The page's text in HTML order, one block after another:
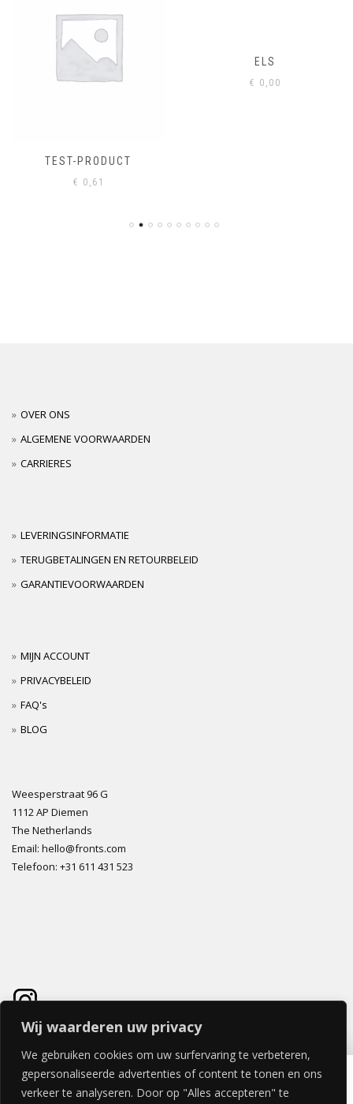
Wij waarderen uw privacy
We gebruiken cookies om uw surfervaring te verbeteren,
gepersonaliseerde advertenties of content te tonen en ons
verkeer te analyseren. Door op "Alles accepteren" te
TEST-PRODUCT
€ 0,61
ELS
€ 0,00
OVER ONS
ALGEMENE VOORWAARDEN
CARRIERES
LEVERINGSINFORMATIE
TERUGBETALINGEN EN RETOURBELEID
GARANTIEVOORWAARDEN
MIJN ACCOUNT
PRIVACYBELEID
FAQ's
BLOG
Weesperstraat 96 G
1112 AP Diemen
The Netherlands
Email: hello@fronts.com
Telefoon: +31 611 431 523
FABRIC HORIZON DEUR 40x80cm
€112,53